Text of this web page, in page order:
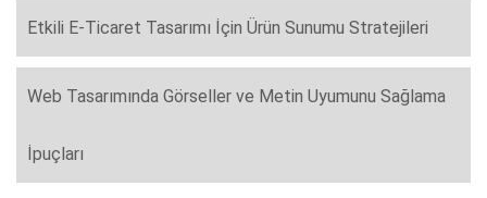
Etkili E-Ticaret Tasarımı İçin Ürün Sunumu Stratejileri
Web Tasarımında Görseller ve Metin Uyumunu Sağlama
İpuçları